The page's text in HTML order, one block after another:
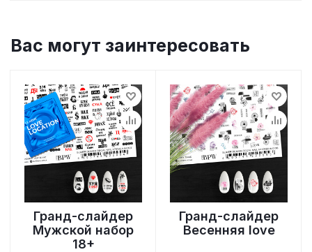
Вас могут заинтересовать
Гранд-слайдер
Мужской набор
18+
Гранд-слайдер
Весенняя love